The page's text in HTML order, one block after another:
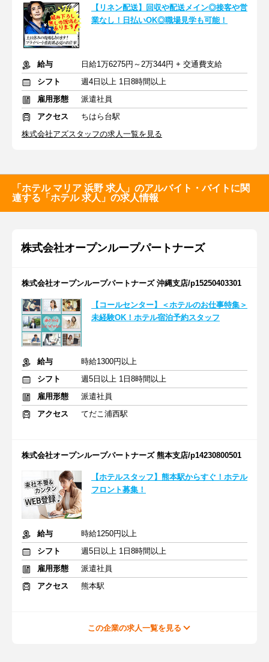
【リネン配送】回収や配送メイン◎接客や営
業なし！日払いOK◎職場見学も可能！
給与
日給1万6275円～2万344円 + 交通費支給
シフト
週4日以上 1日8時間以上
雇用形態
派遣社員
アクセス
ちはら台駅
株式会社アズスタッフの求人一覧を見る
「ホテル マリア 浜野 求人」のアルバイト・バイトに関
連する「ホテル 求人」の求人情報
株式会社オープンループパートナーズ
株式会社オープンループパートナーズ 沖縄支店/p15250403301
【コールセンター】＜ホテルのお仕事特集＞
未経験OK！ホテル宿泊予約スタッフ
給与
時給1300円以上
シフト
週5日以上 1日8時間以上
雇用形態
派遣社員
アクセス
てだこ浦西駅
株式会社オープンループパートナーズ 熊本支店/p14230800501
【ホテルスタッフ】熊本駅からすぐ！ホテル
フロント募集！
給与
時給1250円以上
シフト
週5日以上 1日8時間以上
雇用形態
派遣社員
アクセス
熊本駅
この企業の求人一覧を見る